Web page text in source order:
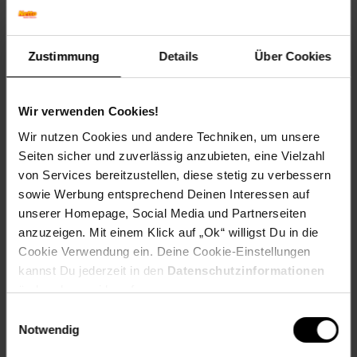
Zustimmung Details Über Cookies
Wir verwenden Cookies!
Wir nutzen Cookies und andere Techniken, um unsere
Seiten sicher und zuverlässig anzubieten, eine Vielzahl
von Services bereitzustellen, diese stetig zu verbessern
sowie Werbung entsprechend Deinen Interessen auf
unserer Homepage, Social Media und Partnerseiten
anzuzeigen. Mit einem Klick auf „Ok“ willigst Du in die
Cookie Verwendung ein. Deine Cookie-Einstellungen
kannst Du jederzeit in den Datenschutzinformationen
ändern bzw. widerrufen.
Notwendig
Geschmack: X
Frucht: Keine Frucht
Blattform: Gefiedert
Pflegeaufwand: Mittel
Lichtbedarf: Halbschattig-Schattig
Wasserbedarf: Hoch
Rückschnitt: Rückschnitt im Frühjahr
Schnittverträglichkeit: Gut
Bodenansprüche: humos und feucht
Nährstoffgehalt: Mittel
Frosthärte: bis -28 °C
Verwendung: Als Schnittpflanze,Im
Bauerngarten,Schattenbeet, Schnittblume, Bienenweide,
Duft: Kein Duft